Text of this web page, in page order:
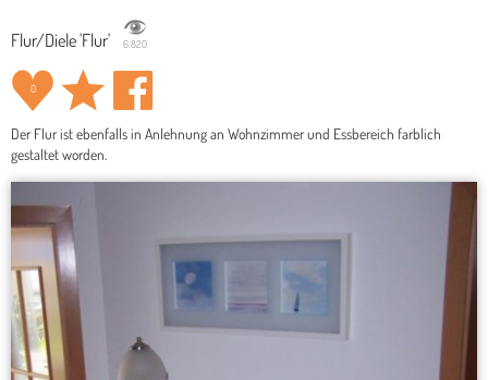
Flur/Diele 'Flur' 6.820
0
Der Flur ist ebenfalls in Anlehnung an Wohnzimmer und Essbereich farblich
gestaltet worden.